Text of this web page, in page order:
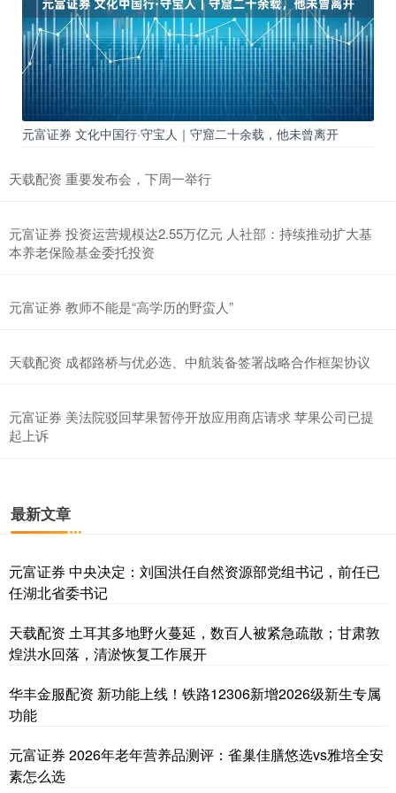
元富证券 文化中国行·守宝人｜守窟二十余载，他未曾离开
天载配资 重要发布会，下周一举行
元富证券 投资运营规模达2.55万亿元 人社部：持续推动扩大基
本养老保险基金委托投资
元富证券 教师不能是“高学历的野蛮人”
天载配资 成都路桥与优必选、中航装备签署战略合作框架协议
元富证券 美法院驳回苹果暂停开放应用商店请求 苹果公司已提
起上诉
最新文章
元富证券 中央决定：刘国洪任自然资源部党组书记，前任已
任湖北省委书记
天载配资 土耳其多地野火蔓延，数百人被紧急疏散；甘肃敦
煌洪水回落，清淤恢复工作展开
华丰金服配资 新功能上线！铁路12306新增2026级新生专属
功能
元富证券 2026年老年营养品测评：雀巢佳膳悠选vs雅培全安
素怎么选